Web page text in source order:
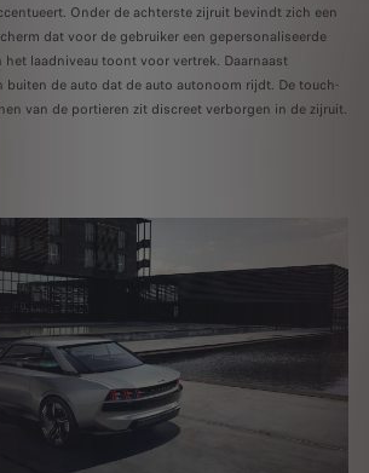
Onder de achterste zijruit bevindt zich een
dat voor de gebruiker een gepersonaliseerde
laadniveau toont voor vertrek. Daarnaast
buiten de auto dat de auto autonoom rijdt. De touch-
van de portieren zit discreet verborgen in de zijruit.